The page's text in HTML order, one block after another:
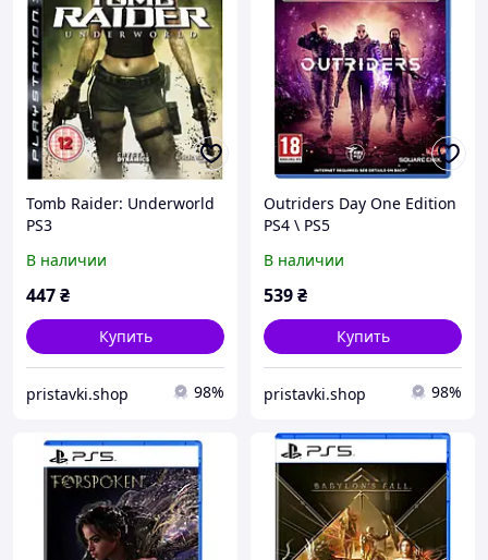
Tomb Raider: Underworld
PS3
В наличии
447₴
Купить
pristavki.shop 98%
Outriders Day One Edition
PS4 \ PS5
В наличии
539₴
Купить
pristavki.shop 98%